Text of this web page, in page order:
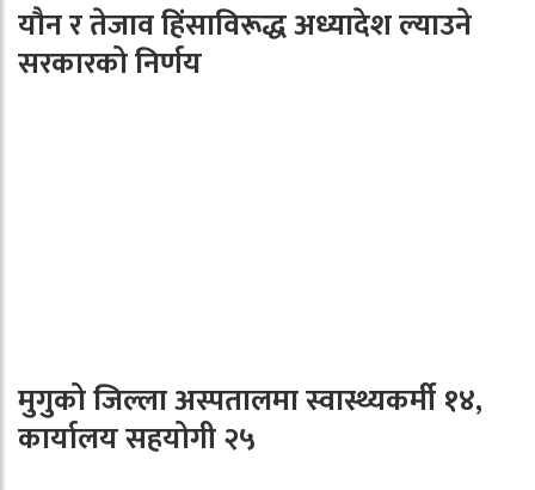
यौन र तेजाव हिंसाविरूद्ध अध्यादेश ल्याउने
सरकारको निर्णय
मुगुको जिल्ला अस्पतालमा स्वास्थ्यकर्मी १४,
कार्यालय सहयोगी २५